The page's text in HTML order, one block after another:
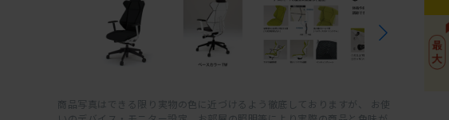
商品写真はできる限り実物の色に近づけるよう徹底しておりますが、 お使